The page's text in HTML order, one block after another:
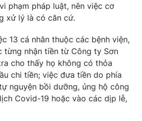
phạm pháp luật, nên việc cơ
xử lý là có căn cứ.
13 cá nhân thuộc các bệnh viện,
từng nhận tiền từ Công ty Sơn
cho thấy họ không có thỏa
chi tiền; việc đưa tiền do phía
nguyện bồi dưỡng, ủng hộ công
Covid-19 hoặc vào các dịp lễ,